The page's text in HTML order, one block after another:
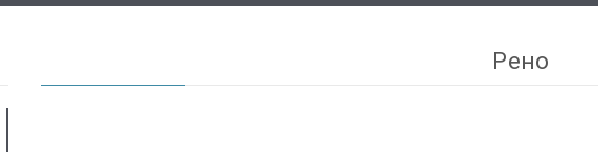
Рено